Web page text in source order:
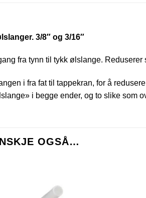
3/8″ og 3/16″
fra tynn til tykk ølslange.
i fra fat til tappekran, for å
i begge ender, og to slike som
OGSÅ…